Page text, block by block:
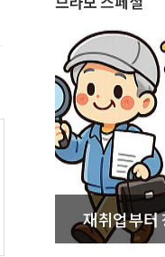
재취업부터